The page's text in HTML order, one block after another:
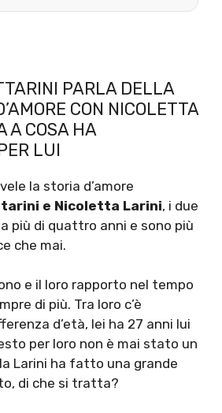
PARLA DELLA
CON NICOLETTA
A COSA HA
LUI
la storia d’amore
e Nicoletta Larini, i due
più di quattro anni e sono più
che mai.
e il loro rapporto nel tempo
di più. Tra loro c’è
d’età, lei ha 27 anni lui
per loro non è mai stato un
Larini ha fatto una grande
di che si tratta?